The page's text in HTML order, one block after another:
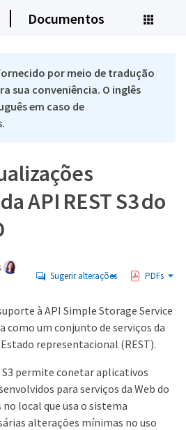
Documentos
por meio de tradução
sua conveniência. O inglês
em caso de
API REST S3 do
Sugerir alterações PDFs
à API Simple Storage Service
como um conjunto de serviços da
representacional (REST).
S3 permite conetar aplicativos
para serviços da Web do
local que usa o sistema
alterações mínimas no uso